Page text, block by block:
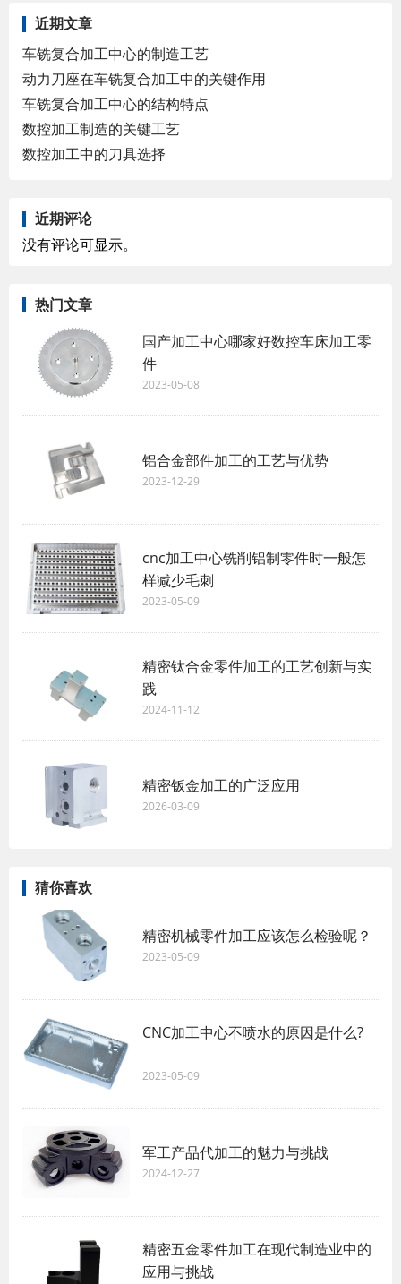
近期文章
车铣复合加工中心的制造工艺
动力刀座在车铣复合加工中的关键作用
车铣复合加工中心的结构特点
数控加工制造的关键工艺
数控加工中的刀具选择
近期评论
没有评论可显示。
热门文章
国产加工中心哪家好数控车床加工零
件
2023-05-08
铝合金部件加工的工艺与优势
2023-12-29
cnc加工中心铣削铝制零件时一般怎
样减少毛刺
2023-05-09
精密钛合金零件加工的工艺创新与实
践
2024-11-12
精密钣金加工的广泛应用
2026-03-09
猜你喜欢
精密机械零件加工应该怎么检验呢？
2023-05-09
CNC加工中心不喷水的原因是什么?
2023-05-09
军工产品代加工的魅力与挑战
2024-12-27
精密五金零件加工在现代制造业中的
应用与挑战